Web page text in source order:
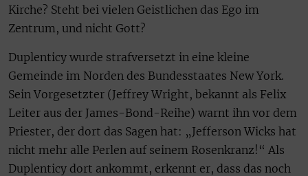
Kirche? Steht bei vielen Geistlichen das Ego im
Zentrum, und nicht Gott?
Duplenticy wurde strafversetzt in eine kleine
Gemeinde im Norden des Bundesstaates New York.
Sein Vorgesetzter (Jeffrey Wright, bekannt als Felix
Leiter aus der James-Bond-Reihe) warnt ihn vor dem
Priester, der dort das Sagen hat: „Jefferson Wicks hat
nicht mehr alle Perlen auf seinem Rosenkranz!“ Als
Duplenticy dort ankommt, erkennt er, dass das noch